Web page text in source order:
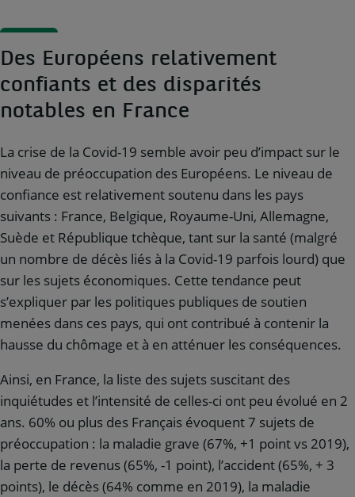
Des Européens relativement
confiants et des disparités
notables en France
La crise de la Covid-19 semble avoir peu d’impact sur le
niveau de préoccupation des Européens. Le niveau de
confiance est relativement soutenu dans les pays
suivants : France, Belgique, Royaume-Uni, Allemagne,
Suède et République tchèque, tant sur la santé (malgré
un nombre de décès liés à la Covid-19 parfois lourd) que
sur les sujets économiques. Cette tendance peut
s’expliquer par les politiques publiques de soutien
menées dans ces pays, qui ont contribué à contenir la
hausse du chômage et à en atténuer les conséquences.
Ainsi, en France, la liste des sujets suscitant des
inquiétudes et l’intensité de celles-ci ont peu évolué en 2
ans. 60% ou plus des Français évoquent 7 sujets de
préoccupation : la maladie grave (67%, +1 point vs 2019),
la perte de revenus (65%, -1 point), l’accident (65%, + 3
points), le décès (64% comme en 2019), la maladie